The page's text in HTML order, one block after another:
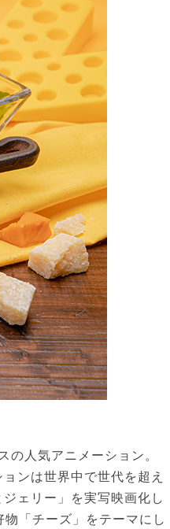
人気アニメーション。
ンは世界中で世代を超え
ェリー」を実写映画化し
「チーズ」をテーマにし